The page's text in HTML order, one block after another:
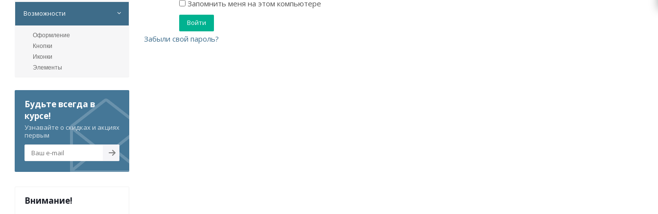
Запомнить меня на этом компьютере
Забыли свой пароль?
Возможности
Оформление
Кнопки
Иконки
Элементы
Будьте всегда в
курсе!
Узнавайте о скидках и акциях
первым
Внимание!